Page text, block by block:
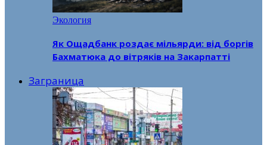
Экология
Як Ощадбанк роздає мільярди: від боргів
Бахматюка до вітряків на Закарпатті
Заграница